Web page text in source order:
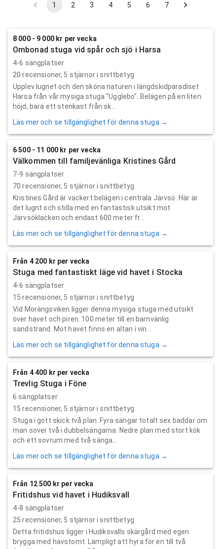
1 2 3 4 5 6 7
8 000 - 9 000 kr per vecka
Ombonad stuga vid spår och sjö i Harsa
4-6 sängplatser
20 recensioner, 5 stjärnor i snittbetyg
Upplev lugnet och den sköna naturen i längdskidparadiset
Harsa från vår mysiga stuga "Ugglebo". Belägen på en liten
höjd, bara ett stenkast från sk...
Läs mer och se tillgänglighet för denna stuga →
6 500 - 11 000 kr per vecka
Välkommen till familjevänliga Kristines Gård
7-9 sängplatser
70 recensioner, 5 stjärnor i snittbetyg
Kristines Gård är vackert belägen i centrala Järvsö. Här är
det lugnt och stilla med en fantastisk utsikt mot
Järvsöklacken och endast 600 meter fr...
Läs mer och se tillgänglighet för denna stuga →
Från 4 200 kr per vecka
Stuga med fantastiskt läge vid havet i Stocka
4-6 sängplatser
15 recensioner, 5 stjärnor i snittbetyg
Vid Morängsviken ligger denna mysiga stuga med utsikt
över havet och piren. 100 meter till en barnvänlig
sandstrand. Mot havet finns en altan i vin...
Läs mer och se tillgänglighet för denna stuga →
Från 4 400 kr per vecka
Trevlig Stuga i Föne
6 sängplatser
15 recensioner, 5 stjärnor i snittbetyg
Stuga i gott skick två plan. Fyra sängar totalt sex bäddar om
man sover två i dubbelsängarna. Nedre plan med stort kök
och ett sovrum med två sänga...
Läs mer och se tillgänglighet för denna stuga →
Från 12 500 kr per vecka
Fritidshus vid havet i Hudiksvall
4-8 sängplatser
25 recensioner, 5 stjärnor i snittbetyg
Detta fritidshus ligger i Hudiksvalls skärgård med egen
brygga med havstomt. Lämpligt att hyra för en till två